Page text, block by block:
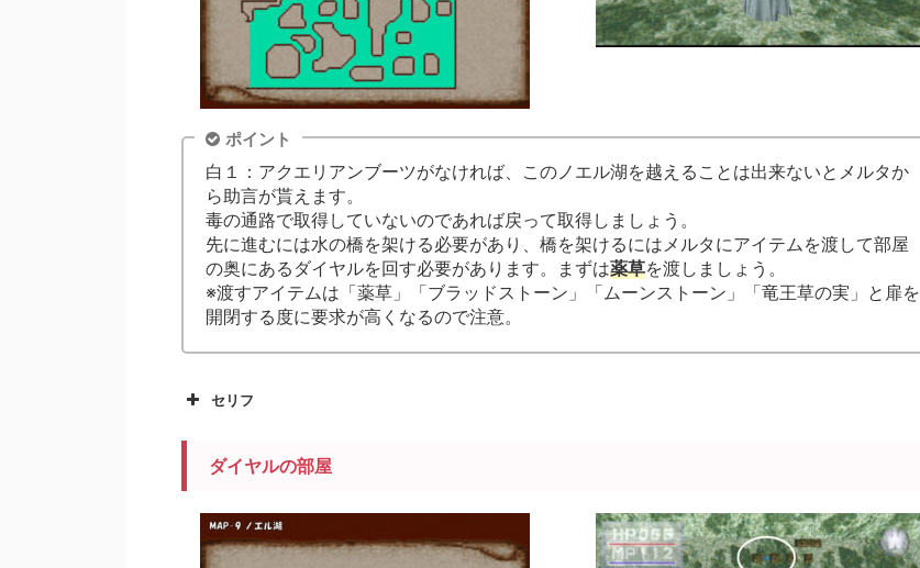
ポイント
白１：アクエリアンブーツがなければ、このノエル湖を越えることは出来ないとメルタか
ら助言が貰えます。
毒の通路で取得していないのであれば戻って取得しましょう。
先に進むには水の橋を架ける必要があり、橋を架けるにはメルタにアイテムを渡して部屋
の奥にあるダイヤルを回す必要があります。まずは薬草を渡しましょう。
※渡すアイテムは「薬草」「ブラッドストーン」「ムーンストーン」「竜王草の実」と扉を
開閉する度に要求が高くなるので注意。
セリフ
ダイヤルの部屋